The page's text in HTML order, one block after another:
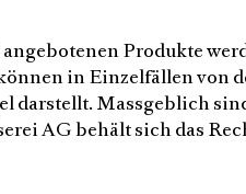
Produkte
in Einzelfällen von
darstellt. Massgeblich
AG behält sich das